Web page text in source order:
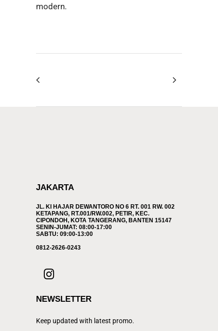
modern.
JAKARTA
JL. KI HAJAR DEWANTORO NO 6 RT. 001 RW. 002
KETAPANG, RT.001/RW.002, PETIR, KEC.
CIPONDOH, KOTA TANGERANG, BANTEN 15147
SENIN-JUMAT: 08:00-17:00
SABTU: 09:00-13:00
0812-2626-0243
NEWSLETTER
Keep updated with latest promo.